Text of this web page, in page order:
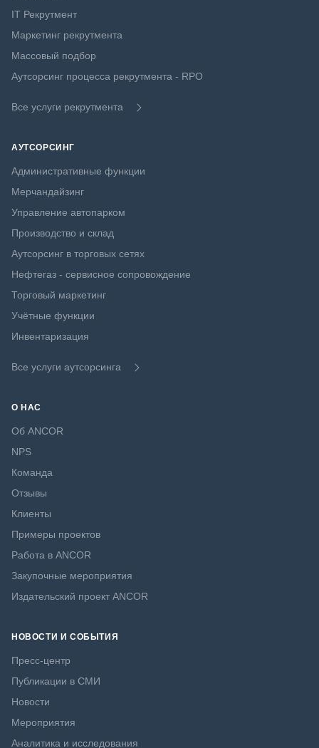
IT Рекрутмент
Маркетинг рекрутмента
Массовый подбор
Аутсорсинг процесса рекрутмента - RPO
Все услуги рекрутмента
АУТСОРСИНГ
Административные функции
Мерчандайзинг
Управление автопарком
Производство и склад
Аутсорсинг в торговых сетях
Нефтегаз - сервисное сопровождение
Торговый маркетинг
Учётные функции
Инвентаризация
Все услуги аутсорсинга
О НАС
Об ANCOR
NPS
Команда
Отзывы
Клиенты
Примеры проектов
Работа в ANCOR
Закупочные мероприятия
Издательский проект ANCOR
НОВОСТИ И СОБЫТИЯ
Пресс-центр
Публикации в СМИ
Новости
Мероприятия
Аналитика и исследования